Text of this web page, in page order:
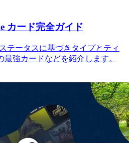
カード完全ガイド
テータスに基づきタイプとティ
強カードなどを紹介します。